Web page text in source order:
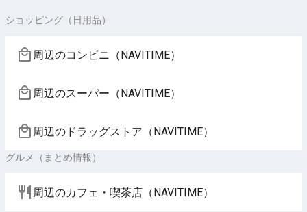
ショッピング（日用品）
周辺のコンビニ（NAVITIME）
周辺のスーパー（NAVITIME）
周辺のドラッグストア（NAVITIME）
グルメ（まとめ情報）
周辺のカフェ・喫茶店（NAVITIME）